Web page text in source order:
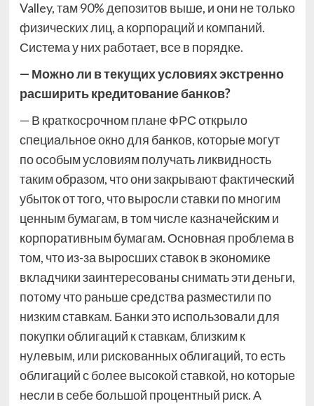
Valley, там 90% депозитов выше, и они не только
физических лиц, а корпораций и компаний.
Система у них работает, все в порядке.
— Можно ли в текущих условиях экстренно
расширить кредитование банков?
— В краткосрочном плане ФРС открыло
специальное окно для банков, которые могут
по особым условиям получать ликвидность
таким образом, что они закрывают фактический
убыток от того, что выросли ставки по многим
ценным бумагам, в том числе казначейским и
корпоративным бумагам. Основная проблема в
том, что из-за выросших ставок в экономике
вкладчики заинтересованы снимать эти деньги,
потому что раньше средства разместили по
низким ставкам. Банки это использовали для
покупки облигаций к ставкам, близким к
нулевым, или рискованных облигаций, то есть
облигаций с более высокой ставкой, но которые
несли в себе большой процентный риск. А